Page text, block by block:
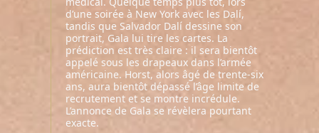
d’une soirée à New York avec les Dalí,
tandis que Salvador Dalí dessine son
portrait, Gala lui tire les cartes. La
prédiction est très claire : il sera bientôt
appelé sous les drapeaux dans l’armée
américaine. Horst, alors âgé de trente-six
ans, aura bientôt dépassé l’âge limite de
recrutement et se montre incrédule.
L’annonce de Gala se révèlera pourtant
exacte.